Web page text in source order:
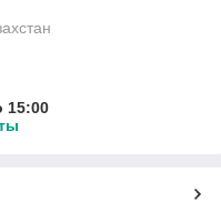
15:00